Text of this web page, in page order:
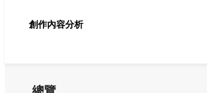
創作內容分析